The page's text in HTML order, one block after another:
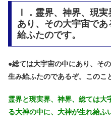
Ⅰ．霊界、神界、現
あり、その大宇宙で
給ふたのです。
●総ては大宇宙の中にあり、そ
生み給ふたのであるぞ。このこ
霊界と現実界、神界、総ては大
る大神の中に、大神が生れ給ふ